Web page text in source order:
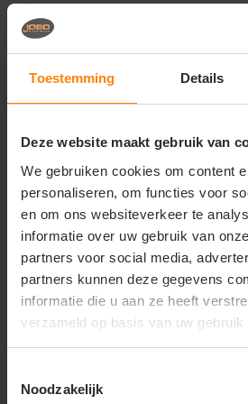
Toestemming Details
Deze website maakt gebruik van
We gebruiken cookies om content
personaliseren, om functies voor
en om ons websiteverkeer te
informatie over uw gebruik van
partners voor social media,
partners kunnen deze gegevens
informatie die u aan ze heeft
verzameld op basis van uw gebruik
Noodzakelijk
logistiek
Functionele en duurzame
merken en zakelijke
Belangrijkste kenmerken:
Bescherming: Volledig wind-
materiaal met getapte naden
Capuchon: Verstelbare
bescherming van het hoofd
Pasvorm:Universele unisex-
voor heren en dames met veel
Design:Stevige ritssluiting
verstelbare sluitingen en ruime
Veredeling:
Gladde buitenstof
ideaal voor een strakke en
een logo